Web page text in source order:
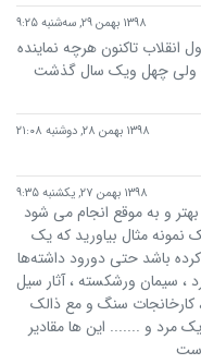
۱۳۹۸ بهمن ۲۹, سه‌شنبه ۹:۲۵
انقلاب تاکنون هرچه نماینده
رادرست ولی چهل ویک سال گذشت
۱۳۹۸ بهمن ۲۸, دوشنبه ۲۱:۰۸
۱۳۹۸ بهمن ۲۷, یکشنبه ۹:۳۵
بهتر و به موقع انجام می شود
نمونه مثال بیاورید که یک
باشد حتی دورود داشته‌ها
،‌ سیمان ورشکسته ، آثار سیل
کارخانجات سنگ و مع ذالک
مرد و ....... این ها مقادیر